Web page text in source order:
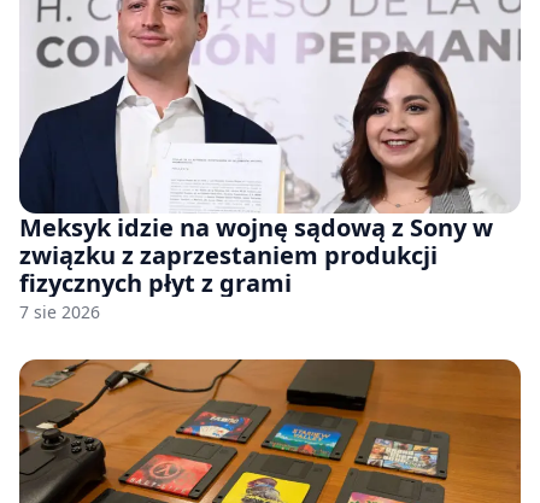
Meksyk idzie na wojnę sądową z Sony w
związku z zaprzestaniem produkcji
fizycznych płyt z grami
7 sie 2026